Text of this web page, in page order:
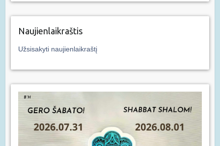
Naujienlaikraštis
Užsisakyti naujienlaikraštį